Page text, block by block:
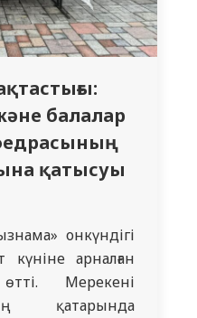
балалар
қатысуы
онкүндігі
арналған
Мерекені
қатарында